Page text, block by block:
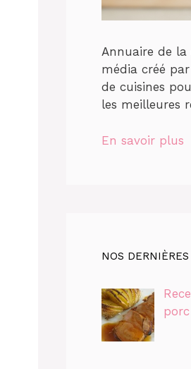
Annuaire de la
média créé
de cuisines
les meilleures
En savoir plus
NOS